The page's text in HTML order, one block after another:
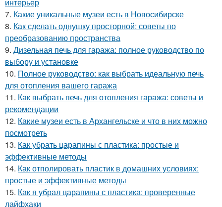
7. Какие уникальные музеи есть в Новосибирске
8. Как сделать однушку просторной: советы по
преобразованию пространства
9. Дизельная печь для гаража: полное руководство по
выбору и установке
10. Полное руководство: как выбрать идеальную печь
для отопления вашего гаража
11. Как выбрать печь для отопления гаража: советы и
рекомендации
12. Какие музеи есть в Архангельске и что в них можно
посмотреть
13. Как убрать царапины с пластика: простые и
эффективные методы
14. Как отполировать пластик в домашних условиях:
простые и эффективные методы
15. Как я убрал царапины с пластика: проверенные
лайфхаки